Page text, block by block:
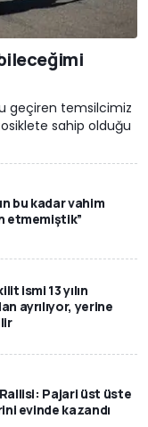
geçiren temsilcimiz
sahip olduğu
bu kadar vahim
etmemiştik”
ismi 13 yılın
ayrılıyor, yerine
Pajari üst üste
evinde kazandı